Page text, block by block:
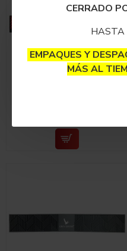
CERRADO
HASTA
EMPAQUES Y
MÁS AL